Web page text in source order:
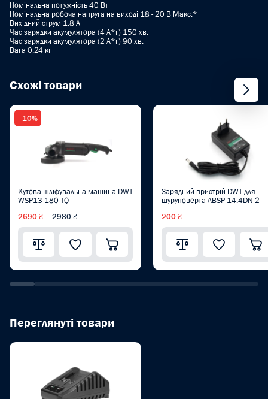
Номінальна потужність 40 Вт
Номінальна робоча напруга на виході 18 - 20 В Макс.*
Вихідний струм 1.8 A
Час зарядки акумулятора (4 А*г) 150 хв.
Час зарядки акумулятора (2 А*г) 90 хв.
Вага 0,24 кг
Схожі товари
- 10%
Кутова шліфувальна машина DWT
WSP13-180 TQ
2690 ₴ 2980 ₴
Зарядний пристрій DWT для
шуруповерта ABSP-14.4DN-2
200 ₴
Переглянуті товари